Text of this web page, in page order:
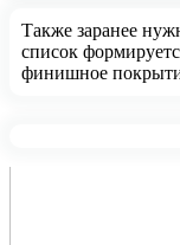
Также заранее
список
финишное